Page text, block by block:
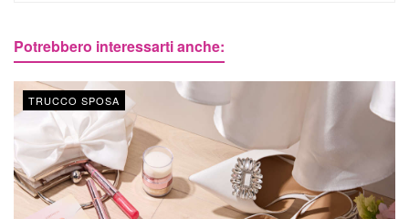
Potrebbero interessarti anche:
TRUCCO SPOSA